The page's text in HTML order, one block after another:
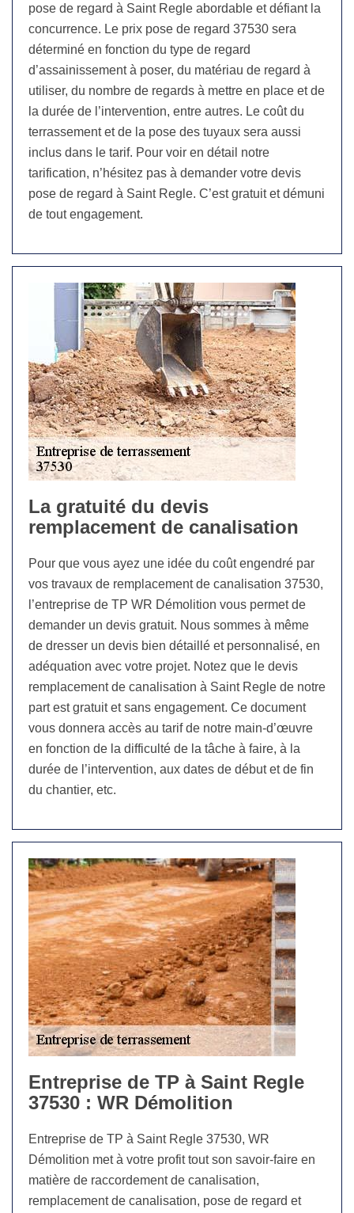
pose de regard à Saint Regle abordable et défiant la
concurrence. Le prix pose de regard 37530 sera
déterminé en fonction du type de regard
d’assainissement à poser, du matériau de regard à
utiliser, du nombre de regards à mettre en place et de
la durée de l’intervention, entre autres. Le coût du
terrassement et de la pose des tuyaux sera aussi
inclus dans le tarif. Pour voir en détail notre
tarification, n’hésitez pas à demander votre devis
pose de regard à Saint Regle. C’est gratuit et démuni
de tout engagement.
La gratuité du devis
remplacement de canalisation
Pour que vous ayez une idée du coût engendré par
vos travaux de remplacement de canalisation 37530,
l’entreprise de TP WR Démolition vous permet de
demander un devis gratuit. Nous sommes à même
de dresser un devis bien détaillé et personnalisé, en
adéquation avec votre projet. Notez que le devis
remplacement de canalisation à Saint Regle de notre
part est gratuit et sans engagement. Ce document
vous donnera accès au tarif de notre main-d’œuvre
en fonction de la difficulté de la tâche à faire, à la
durée de l’intervention, aux dates de début et de fin
du chantier, etc.
Entreprise de TP à Saint Regle
37530 : WR Démolition
Entreprise de TP à Saint Regle 37530, WR
Démolition met à votre profit tout son savoir-faire en
matière de raccordement de canalisation,
remplacement de canalisation, pose de regard et